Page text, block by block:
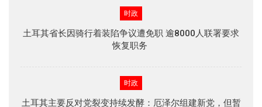
时政
土耳其省长因骑行着装陷争议遭免职 逾8000人联署要求
恢复职务
时政
土耳其主要反对党裂变持续发酵：厄泽尔组建新党，但暂